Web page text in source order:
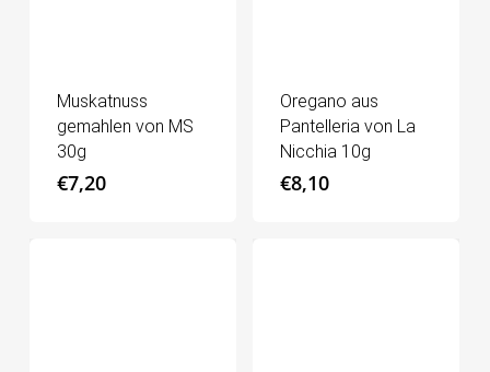
Muskatnuss
gemahlen von MS
30g
€7,20
Oregano aus
Pantelleria von La
Nicchia 10g
€8,10